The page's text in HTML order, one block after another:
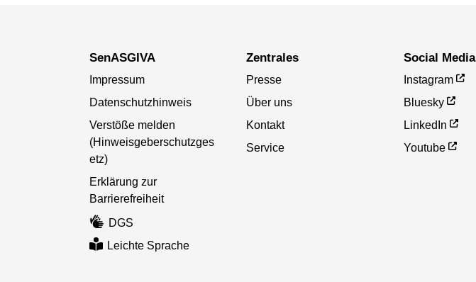
SenASGIVA
Impressum
Datenschutzhinweis
Verstöße melden
(Hinweisgeberschutzges
etz)
Erklärung zur
Barrierefreiheit
DGS
Leichte Sprache
Zentrales
Presse
Über uns
Kontakt
Service
Social Media
Instagram
Bluesky
LinkedIn
Youtube